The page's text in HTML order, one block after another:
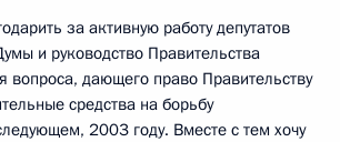
за активную работу депутатов
и руководство Правительства
вопроса, дающего право Правительству
средства на борьбу
2003 году. Вместе с тем хочу